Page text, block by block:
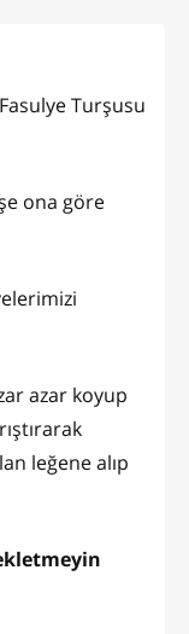
Turşusu
ona göre
azar koyup
leğene alıp